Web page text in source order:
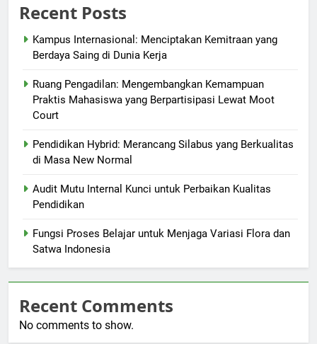
Recent Posts
Kampus Internasional: Menciptakan Kemitraan yang
Berdaya Saing di Dunia Kerja
Ruang Pengadilan: Mengembangkan Kemampuan
Praktis Mahasiswa yang Berpartisipasi Lewat Moot
Court
Pendidikan Hybrid: Merancang Silabus yang Berkualitas
di Masa New Normal
Audit Mutu Internal Kunci untuk Perbaikan Kualitas
Pendidikan
Fungsi Proses Belajar untuk Menjaga Variasi Flora dan
Satwa Indonesia
Recent Comments
No comments to show.